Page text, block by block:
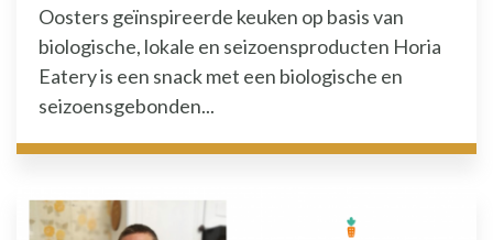
Oosters geïnspireerde keuken op basis van
biologische, lokale en seizoensproducten Horia
Eatery is een snack met een biologische en
seizoensgebonden...